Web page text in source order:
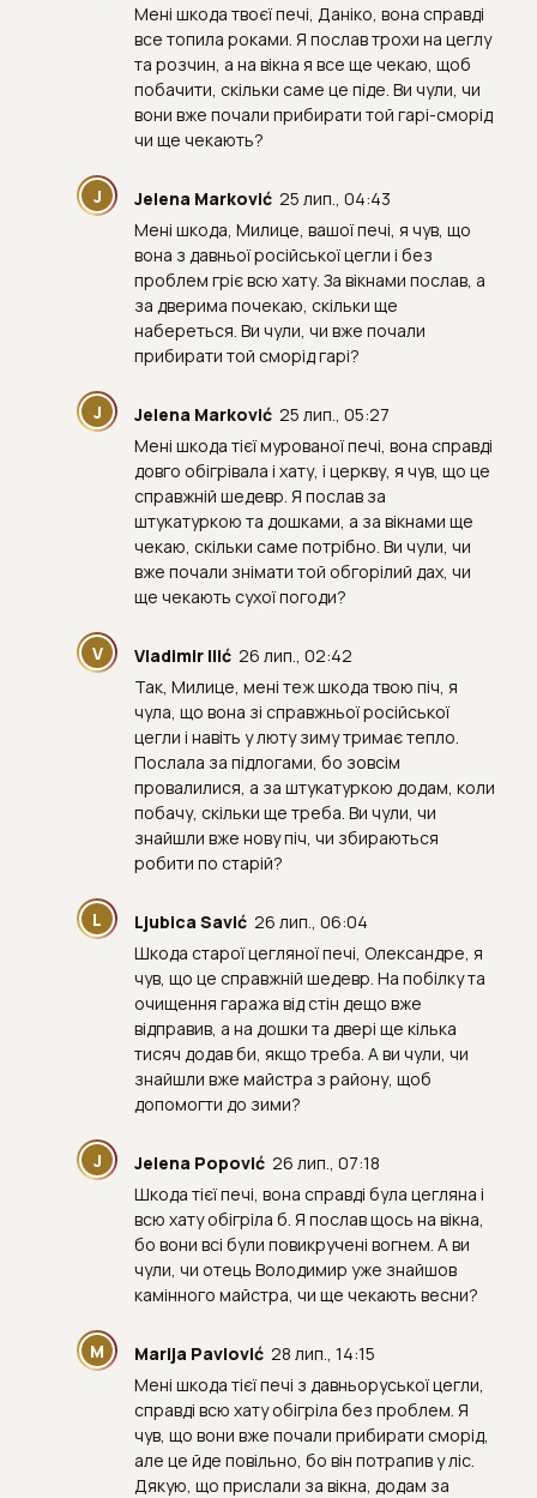
Мені шкода твоєї печі, Даніко, вона справді
все топила роками. Я послав трохи на цеглу
та розчин, а на вікна я все ще чекаю, щоб
побачити, скільки саме це піде. Ви чули, чи
вони вже почали прибирати той гарі-сморід
чи ще чекають?
J Jelena Marković 25 лип., 04:43
Мені шкода, Милице, вашої печі, я чув, що
вона з давньої російської цегли і без
проблем гріє всю хату. За вікнами послав, а
за дверима почекаю, скільки ще
набереться. Ви чули, чи вже почали
прибирати той сморід гарі?
J Jelena Marković 25 лип., 05:27
Мені шкода тієї мурованої печі, вона справді
довго обігрівала і хату, і церкву, я чув, що це
справжній шедевр. Я послав за
штукатуркою та дошками, а за вікнами ще
чекаю, скільки саме потрібно. Ви чули, чи
вже почали знімати той обгорілий дах, чи
ще чекають сухої погоди?
V Vladimir Ilić 26 лип., 02:42
Так, Милице, мені теж шкода твою піч, я
чула, що вона зі справжньої російської
цегли і навіть у люту зиму тримає тепло.
Послала за підлогами, бо зовсім
провалилися, а за штукатуркою додам, коли
побачу, скільки ще треба. Ви чули, чи
знайшли вже нову піч, чи збираються
робити по старій?
L Ljubica Savić 26 лип., 06:04
Шкода старої цегляної печі, Олександре, я
чув, що це справжній шедевр. На побілку та
очищення гаража від стін дещо вже
відправив, а на дошки та двері ще кілька
тисяч додав би, якщо треба. А ви чули, чи
знайшли вже майстра з району, щоб
допомогти до зими?
J Jelena Popović 26 лип., 07:18
Шкода тієї печі, вона справді була цегляна і
всю хату обігріла б. Я послав щось на вікна,
бо вони всі були повикручені вогнем. А ви
чули, чи отець Володимир уже знайшов
камінного майстра, чи ще чекають весни?
M Marija Pavlović 28 лип., 14:15
Мені шкода тієї печі з давньоруської цегли,
справді всю хату обігріла без проблем. Я
чув, що вони вже почали прибирати сморід,
але це йде повільно, бо він потрапив у ліс.
Дякую, що прислали за вікна, додам за